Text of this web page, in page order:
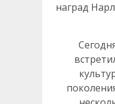
наград